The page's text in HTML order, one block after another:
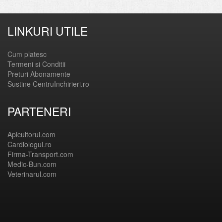
LINKURI UTILE
Cum platesc
Termeni si Conditii
Preturi Abonamente
Sustine CentruInchirieri.ro
PARTENERI
Apicultorul.com
Cardiologul.ro
Firma-Transport.com
Medic-Bun.com
Veterinarul.com